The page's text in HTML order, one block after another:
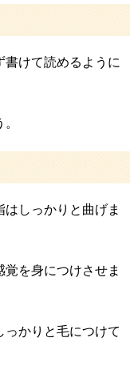
書けて読めるように
はしっかりと曲げま
を身につけさせま
かりと毛につけて